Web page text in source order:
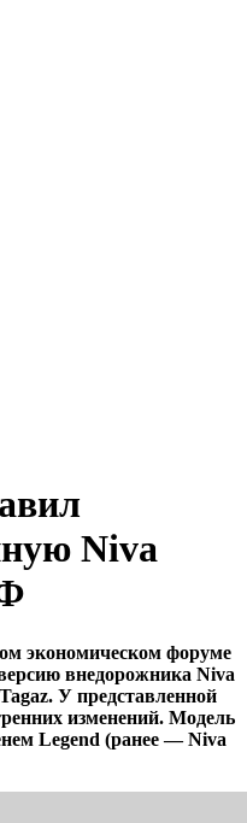
Niva
экономическом форуме
внедорожника Niva
У представленной
изменений. Модель
Legend (ранее — Niva